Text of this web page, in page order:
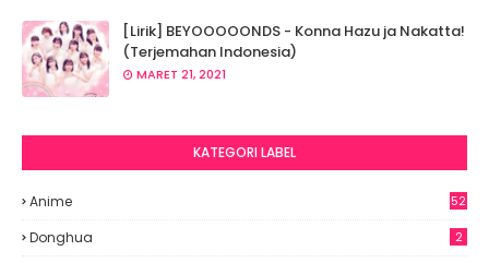
[Lirik] BEYOOOOONDS - Konna Hazu ja Nakatta!
(Terjemahan Indonesia)
MARET 21, 2021
KATEGORI LABEL
Anime
52
Donghua 2